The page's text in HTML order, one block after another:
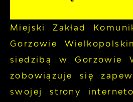
Miejski Zakład
Gorzowie
siedzibą w Gorzowie
zobowiązuje się
swojej strony